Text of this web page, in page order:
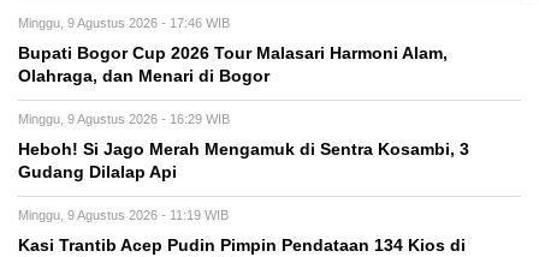
Minggu, 9 Agustus 2026 - 17:46 WIB
Bupati Bogor Cup 2026 Tour Malasari Harmoni Alam,
Olahraga, dan Menari di Bogor
Minggu, 9 Agustus 2026 - 16:29 WIB
Heboh! Si Jago Merah Mengamuk di Sentra Kosambi, 3
Gudang Dilalap Api
Minggu, 9 Agustus 2026 - 11:19 WIB
Kasi Trantib Acep Pudin Pimpin Pendataan 134 Kios di